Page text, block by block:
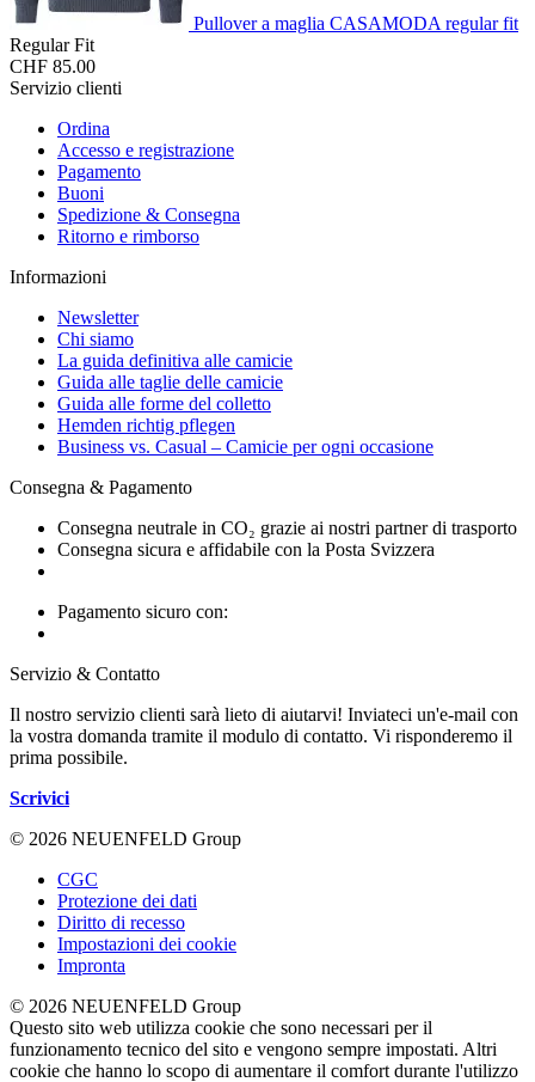
Pullover a maglia CASAMODA regular fit
Regular Fit
CHF 85.00
Servizio clienti
Ordina
Accesso e registrazione
Pagamento
Buoni
Spedizione & Consegna
Ritorno e rimborso
Informazioni
Newsletter
Chi siamo
La guida definitiva alle camicie
Guida alle taglie delle camicie
Guida alle forme del colletto
Hemden richtig pflegen
Business vs. Casual – Camicie per ogni occasione
Consegna & Pagamento
Consegna neutrale in CO₂ grazie ai nostri partner di trasporto
Consegna sicura e affidabile con la Posta Svizzera
Pagamento sicuro con:
Servizio & Contatto
Il nostro servizio clienti sarà lieto di aiutarvi! Inviateci un'e-mail con
la vostra domanda tramite il modulo di contatto. Vi risponderemo il
prima possibile.
Scrivici
© 2026 NEUENFELD Group
CGC
Protezione dei dati
Diritto di recesso
Impostazioni dei cookie
Impronta
© 2026 NEUENFELD Group
Questo sito web utilizza cookie che sono necessari per il
funzionamento tecnico del sito e vengono sempre impostati. Altri
cookie che hanno lo scopo di aumentare il comfort durante l'utilizzo